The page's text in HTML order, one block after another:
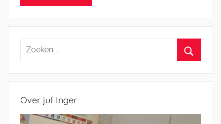
Zoeken
Over juf Inger